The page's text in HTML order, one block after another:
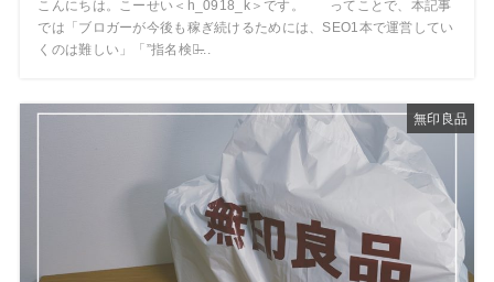
こんにちは。こーせい＜h_0918_k＞です。 ってことで、本記事
では「ブロガーが今後も稼ぎ続けるためには、SEO1本で運営してい
くのは難しい」「”指名検索̶...
無印良品